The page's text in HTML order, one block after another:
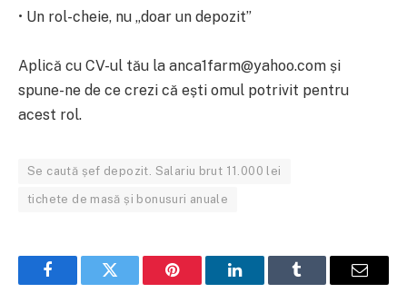
• Un rol-cheie, nu „doar un depozit”
Aplică cu CV-ul tău la anca1farm@yahoo.com și
spune-ne de ce crezi că ești omul potrivit pentru
acest rol.
Se caută șef depozit. Salariu brut 11.000 lei
tichete de masă și bonusuri anuale
FacebookTwitter Pinterest LinkedInTumblr Email